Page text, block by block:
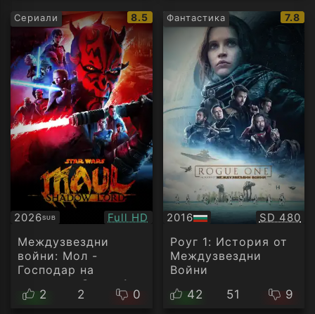
Сериали
IMDb
рейтинг:
8.5
2026SUB
Субтитри Качество:
Full HD
Междузвездни
войни: Мол -
Господар на
сенките - Сезон 1
Епизод 1
2 2 0
Фантастика
IMDb
7.8
2016
БГ
аудио
SD 480
Роуг 1: История от
Междузвездни
Войни
42
51 9